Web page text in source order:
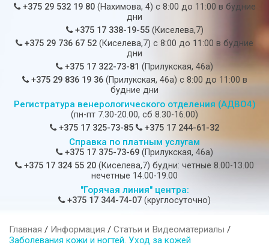
+375 29 532 19 80(Нахимова, 4) c 8:00 до 11:00 в будние
дни
+375 17 338-19-55(Киселева,7)
+375 29 736 67 52 (Киселева,7) c 8:00 до 11:00 в будние
дни
+375 17 322-73-81 (Прилукская, 46а)
+375 29 836 19 36(Прилукская, 46а) c 8:00 до 11:00 в
будние дни
Регистратура венерологического отделения (АДВО4)
(пн-пт 7.30-20.00, сб 8.30-16.00)
+375 17 325-73-85
+375 17 244-61-32
Справка по платным услугам
+375 17 375-73-69 (Прилукская, 46а)
+375 17 324 55 20 (Киселева,7) будни: четные 8.00-13.00
нечетные 14.00-19.00
"Горячая линия" центра:
+375 17 344-74-07 (круглосуточно)
Главная / Информация / Статьи и Видеоматериалы /
Заболевания кожи и ногтей. Уход за кожей